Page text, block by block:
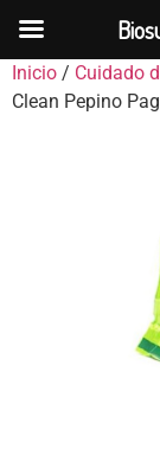
Inicio / Cuidado
Clean Pepino